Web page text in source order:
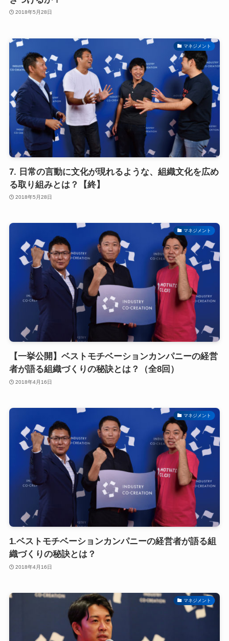
2018年5月28日
マネジメント
7. 日常の言動に文化が現れるような、組織文化を広め
る取り組みとは？【終】
2018年5月28日
マネジメント
【一挙公開】ベストモチベーションカンパニーの経営
者が語る組織づくりの秘訣とは？（全8回）
2018年4月16日
マネジメント
1.ベストモチベーションカンパニーの経営者が語る組
織づくりの秘訣とは？
2018年4月16日
マネジメント